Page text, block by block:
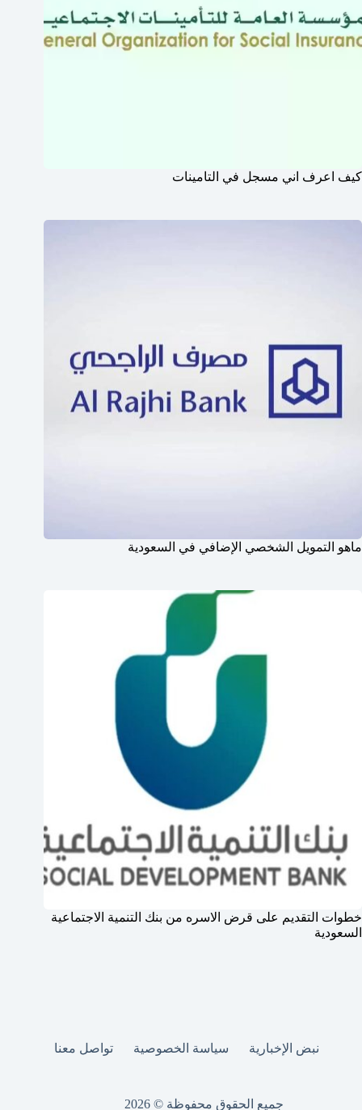
كيف اعرف اني مسجل في التامينات
ماهو التمويل الشخصي الإضافي في السعودية
خطوات التقديم على قرض الاسره من بنك التنمية الاجتماعية
السعودية
نبض الإخبارية سياسة الخصوصية تواصل معنا
جميع الحقوق محفوظة © 2026